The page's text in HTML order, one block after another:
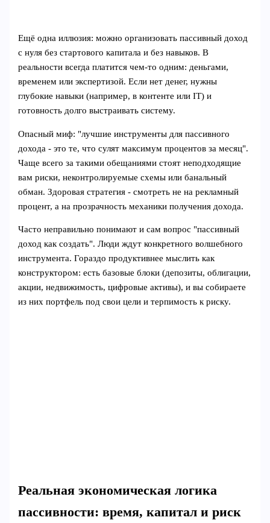
Ещё одна иллюзия: можно организовать пассивный доход
с нуля без стартового капитала и без навыков. В
реальности всегда платится чем-то одним: деньгами,
временем или экспертизой. Если нет денег, нужны
глубокие навыки (например, в контенте или IT) и
готовность долго выстраивать систему.
Опасный миф: "лучшие инструменты для пассивного
дохода - это те, что сулят максимум процентов за месяц".
Чаще всего за такими обещаниями стоят неподходящие
вам риски, неконтролируемые схемы или банальный
обман. Здоровая стратегия - смотреть не на рекламный
процент, а на прозрачность механики получения дохода.
Часто неправильно понимают и сам вопрос "пассивный
доход как создать". Люди ждут конкретного волшебного
инструмента. Гораздо продуктивнее мыслить как
конструктором: есть базовые блоки (депозиты, облигации,
акции, недвижимость, цифровые активы), и вы собираете
из них портфель под свои цели и терпимость к риску.
Реальная экономическая логика
пассивности: время, капитал и риск